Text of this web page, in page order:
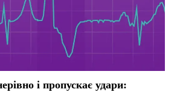
і пропускає удари: